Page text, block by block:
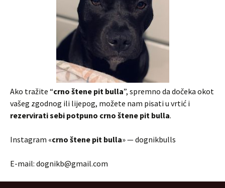
Ako tražite “crno štene pit bulla”, spremno da dočeka okot
vašeg zgodnog ili lijepog, možete nam pisati u vrtić i
rezervirati sebi potpuno crno štene pit bulla.
Instagram «crno štene pit bulla» — dognikbulls
E-mail: dognikb@gmail.com